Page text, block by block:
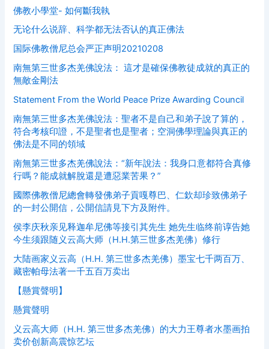
佛教小學堂- 如何斷我執
无论什么说辞、科学都无法否认的真正佛法
国际佛教僧尼总会严正声明20210208
南無第三世多杰羌佛說法： 這才是確保佛教徒成就的真正的
無敵金剛法
Statement From the World Peace Prize Awarding Council
南無第三世多杰羌佛說法：聖者不是自己和弟子說了算的，
符合考核印證，不是聖者也是聖者；空洞佛學理論與真正的
佛法是不同的領域
南無第三世多杰羌佛說法：“新年說法：我身口意都符合真修
行嗎？能成就解脫還是遭惡業苦果？”
國際佛教僧尼總會轉發佛弟子貢嘎尊巴、仁欽却珍致佛弟子
的一封公開信，公開信請見下方及附件。
侯李庆秋亲见释迦牟尼佛等接引其先生 她先生临终前谆告她
今生须跟随义云高大师（H.H.第三世多杰羌佛）修行
大陆画家义云高（H.H. 第三世多杰羌佛）墨宝七千两百万、
藏密帕母法著一千五百万卖出
【懸賞聲明】
懸賞聲明
义云高大师（H.H. 第三世多杰羌佛）的大力王尊者水墨画拍
卖价创新高震惊艺坛